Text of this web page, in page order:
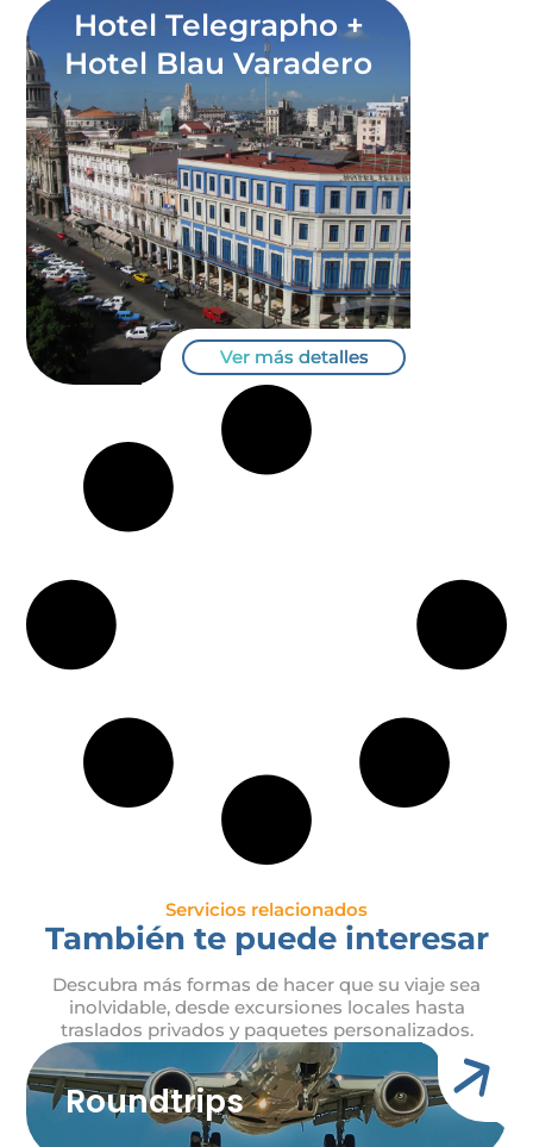
Hotel Telegrapho +
Hotel Blau Varadero
Ver más detalles
Servicios relacionados
También te puede interesar
Descubra más formas de hacer que su viaje sea
inolvidable, desde excursiones locales hasta
traslados privados y paquetes personalizados.
Roundtrips